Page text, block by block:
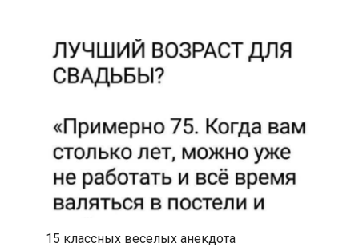
15 классных веселых анекдота